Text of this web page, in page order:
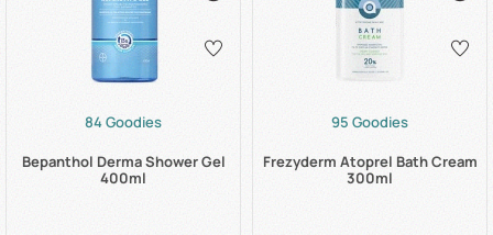
84 Goodies
Bepanthol Derma Shower Gel
400ml
95 Goodies
Frezyderm Atoprel Bath Cream
300ml